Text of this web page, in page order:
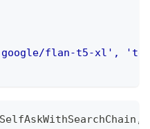
flan-t5-xl',
SelfAskWithSearchChain ,